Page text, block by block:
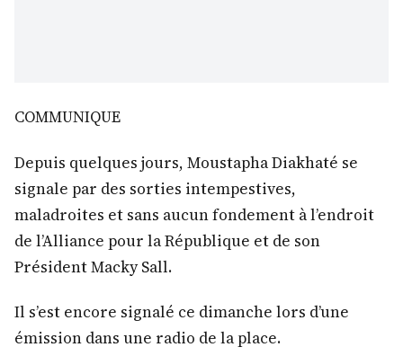
COMMUNIQUE
Depuis quelques jours, Moustapha Diakhaté se
signale par des sorties intempestives,
maladroites et sans aucun fondement à l’endroit
de l’Alliance pour la République et de son
Président Macky Sall.
Il s’est encore signalé ce dimanche lors d’une
émission dans une radio de la place.